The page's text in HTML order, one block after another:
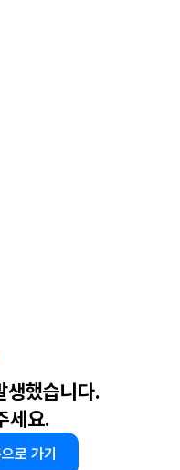
생했습니다.
세요.
로 가기